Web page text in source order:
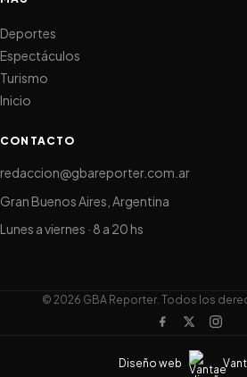
Deportes
Espectáculos
Turismo
Inicio
CONTACTO
redaccion@gbareporter.com.ar
Gran Buenos Aires, Argentina
Lunes a viernes · 8 a 20 hs
© 2026 GBA Reporter. Todos los
Diseño web